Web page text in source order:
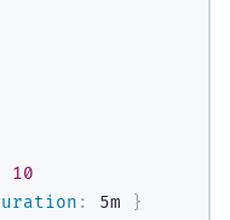
10
: 5m
}